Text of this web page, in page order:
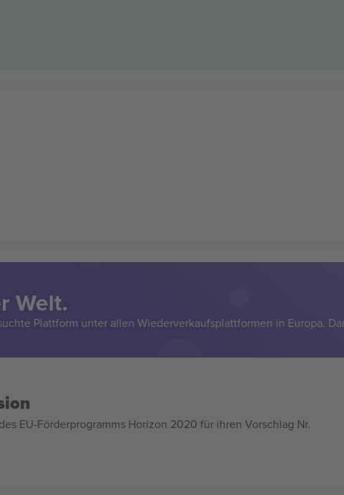
Welt.
Plattform unter allen Wiederverkaufsplattformen in Europa.
EU-Förderprogramms Horizon 2020 für ihren Vorschlag Nr.